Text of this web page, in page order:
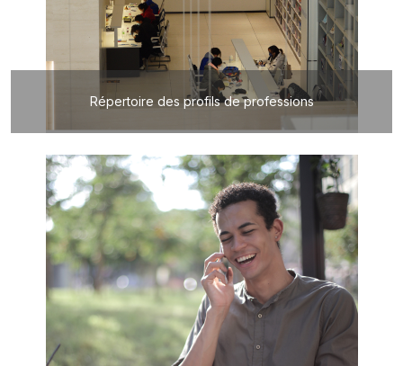
Répertoire des profils de professions